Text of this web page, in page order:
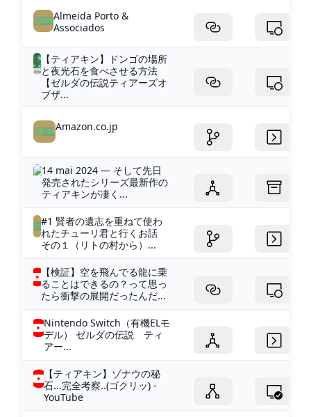
Almeida Porto &
Associados
【ティアキン】ドンゴの場所
と夜光石を食べさせる方法
【ゼルダの伝説ティアーズオ
ブザ...
Amazon.co.jp
14 mai 2024 — そして先日
発売されたシリーズ最新作の
ティアキンが凄く...
#1 賢者の遺志を重ねて使わ
れたチューリ君と行くお話
その１（リトの村から）...
【検証】空を飛んでる龍に乗
ることはできるの？って思っ
たら衝撃の展開だったんだ...
Nintendo Switch（有機ELモ
デル） ゼルダの伝説 ティ
アー...
【ティアキン】ゾナウの秘
石...完全考察..(ゴクリッ) -
YouTube